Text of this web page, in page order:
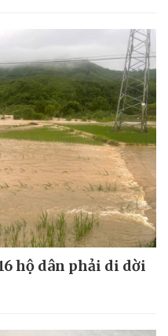
hộ dân phải di dời